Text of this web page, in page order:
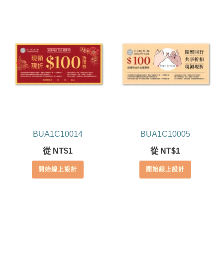
BUA1C10014
從 NT$1
開始線上設計
BUA1C10005
從 NT$1
開始線上設計